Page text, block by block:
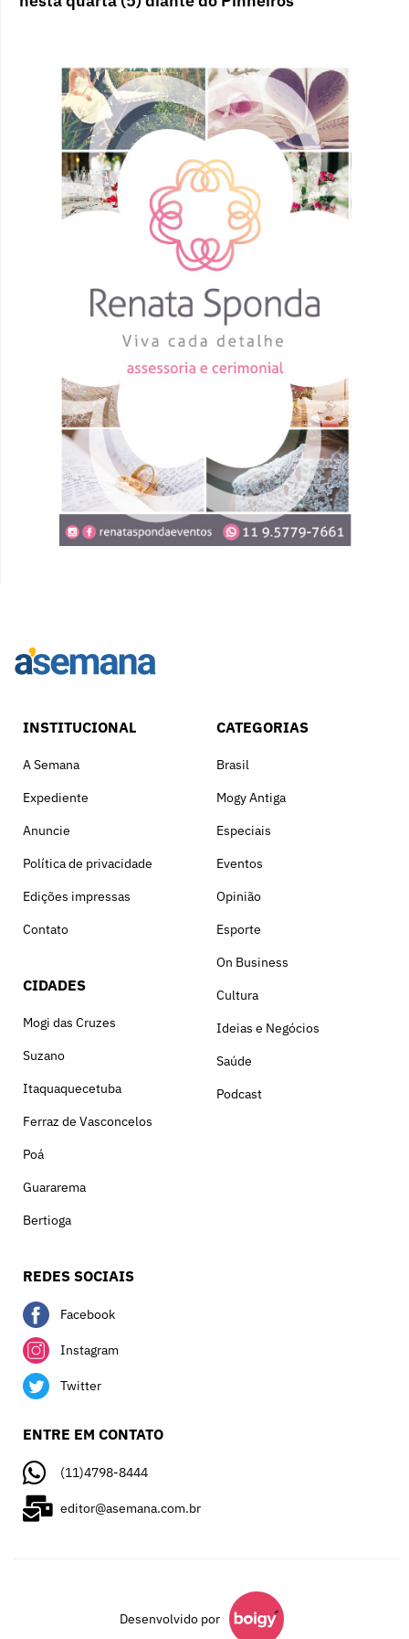
INSTITUCIONAL
A Semana
Expediente
Anuncie
Política de privacidade
Edições impressas
Contato
CIDADES
Mogi das Cruzes
Suzano
Itaquaquecetuba
Ferraz de Vasconcelos
Poá
Guararema
Bertioga
CATEGORIAS
Brasil
Mogy Antiga
Especiais
Eventos
Opinião
Esporte
On Business
Cultura
Ideias e Negócios
Saúde
Podcast
REDES SOCIAIS
Facebook
Instagram
Twitter
ENTRE EM CONTATO
(11)4798-8444
editor@asemana.com.br
Desenvolvido por